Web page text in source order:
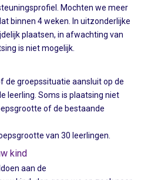
Mochten we meer
binnen 4 weken. In uitzonderlijke
plaatsen, in afwachting van
is niet mogelijk.
de groepssituatie aansluit op de
leerling. Soms is plaatsing niet
of de bestaande
van 30 leerlingen.
kind
aan de